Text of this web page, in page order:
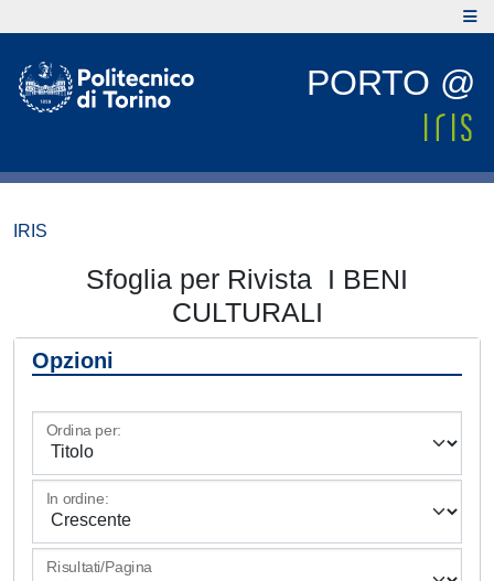
PORTO @
IRIS
Sfoglia per Rivista I BENI
CULTURALI
Opzioni
Ordina per:
In ordine:
Risultati/Pagina